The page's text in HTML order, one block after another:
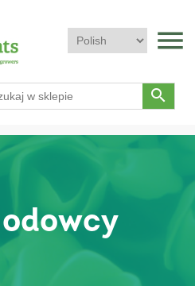
menu
search